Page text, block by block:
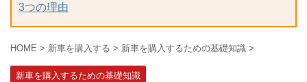
3つの理由
HOME > 新車を購入する > 新車を購入するための基礎知識 >
新車を購入するための基礎知識